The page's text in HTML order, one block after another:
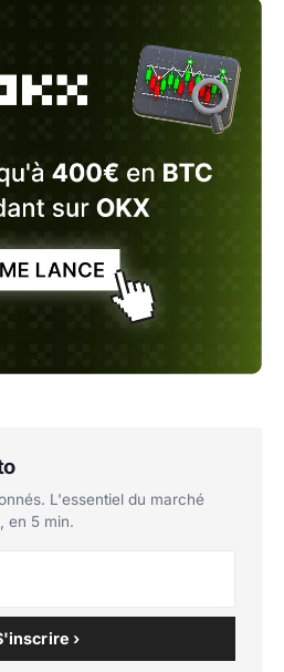
L'essentiel du marché
en 5 min.
›